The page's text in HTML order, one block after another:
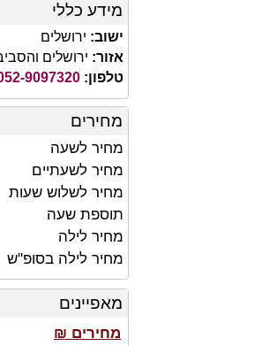
מידע כללי
ישוב: ירושלים
אזור: ירושלים
טלפון: 9097320
מחירים
מחיר לשעה
מחיר לשעתיים
מחיר לשלוש שעות
תוספת שעה
מחיר לילה
מחיר לילה בסופ''ש
מאפיינים
מחירים ₪